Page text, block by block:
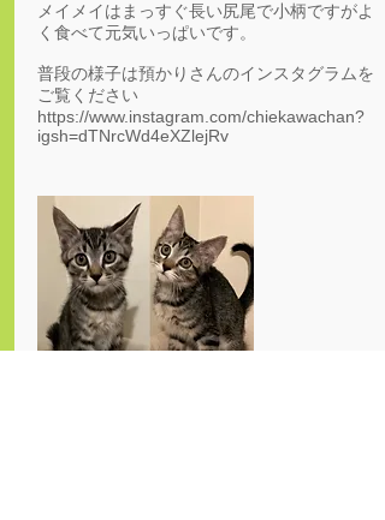
メイメイはまっすぐ長い尻尾で小柄ですがよ
く食べて元気いっぱいです。
普段の様子は預かりさんのインスタグラムを
ご覧ください
https://www.instagram.com/chiekawachan?
igsh=dTNrcWd4eXZlejRv